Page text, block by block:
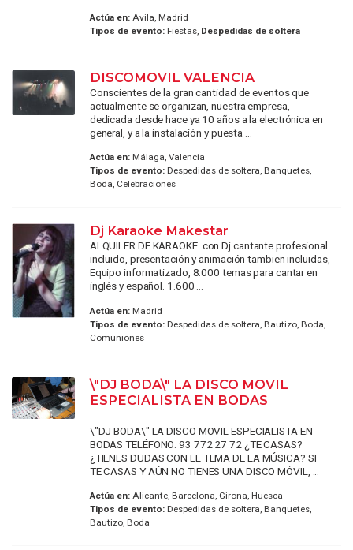
Actúa en:Avila, Madrid
Tipos de evento:Fiestas, Despedidas de soltera
DISCOMOVIL VALENCIA
Conscientes de la gran cantidad de eventos que
actualmente se organizan, nuestra empresa,
dedicada desde hace ya 10 años a la electrónica en
general, y a la instalación y puesta ...
Actúa en:Málaga, Valencia
Tipos de evento:Despedidas de soltera, Banquetes,
Boda, Celebraciones
Dj Karaoke Makestar
ALQUILER DE KARAOKE. con Dj cantante profesional
incluido, presentación y animación tambien incluidas,
Equipo informatizado, 8.000 temas para cantar en
inglés y español. 1.600 ...
Actúa en:Madrid
Tipos de evento:Despedidas de soltera, Bautizo, Boda,
Comuniones
\"DJ BODA\" LA DISCO MOVIL
ESPECIALISTA EN BODAS
\"DJ BODA\" LA DISCO MOVIL ESPECIALISTA EN
BODAS TELÉFONO: 93 772 27 72 ¿TE CASAS?
¿TIENES DUDAS CON EL TEMA DE LA MÚSICA? SI
TE CASAS Y AÚN NO TIENES UNA DISCO MÓVIL, ...
Actúa en:Alicante, Barcelona, Girona, Huesca
Tipos de evento:Despedidas de soltera, Banquetes,
Bautizo, Boda